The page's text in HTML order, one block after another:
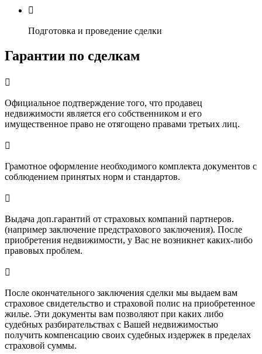

Подготовка и проведение сделки
Гарантии по сделкам

Официальное подтверждение того, что продавец
недвижимости является его собственником и его
имущественное право не отягощено правами третьих лиц.

Грамотное оформление необходимого комплекта документов с
соблюдением принятых норм и стандартов.

Выдача доп.гарантий от страховых компаний партнеров.
(например заключение предстрахового заключения). После
приобретения недвижимости, у Вас не возникнет каких-либо
правовых проблем.

После окончательного заключения сделки мы выдаем вам
страховое свидетельство и страховой полис на приобретенное
жилье. Эти документы вам позволяют при каких либо
судебных разбирательствах с Вашей недвижимостью
получить компенсацию своих судебных издержек в пределах
страховой суммы.